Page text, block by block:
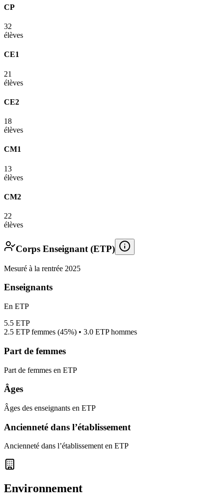
CP
32
élèves
CE1
21
élèves
CE2
18
élèves
CM1
13
élèves
CM2
22
élèves
Corps Enseignant (ETP)
Mesuré à la rentrée 2025
Enseignants
En ETP
5.5 ETP
2.5 ETP femmes (45%) • 3.0 ETP hommes
Part de femmes
Part de femmes en ETP
Âges
Âges des enseignants en ETP
Ancienneté dans l’établissement
Ancienneté dans l’établissement en ETP
Environnement